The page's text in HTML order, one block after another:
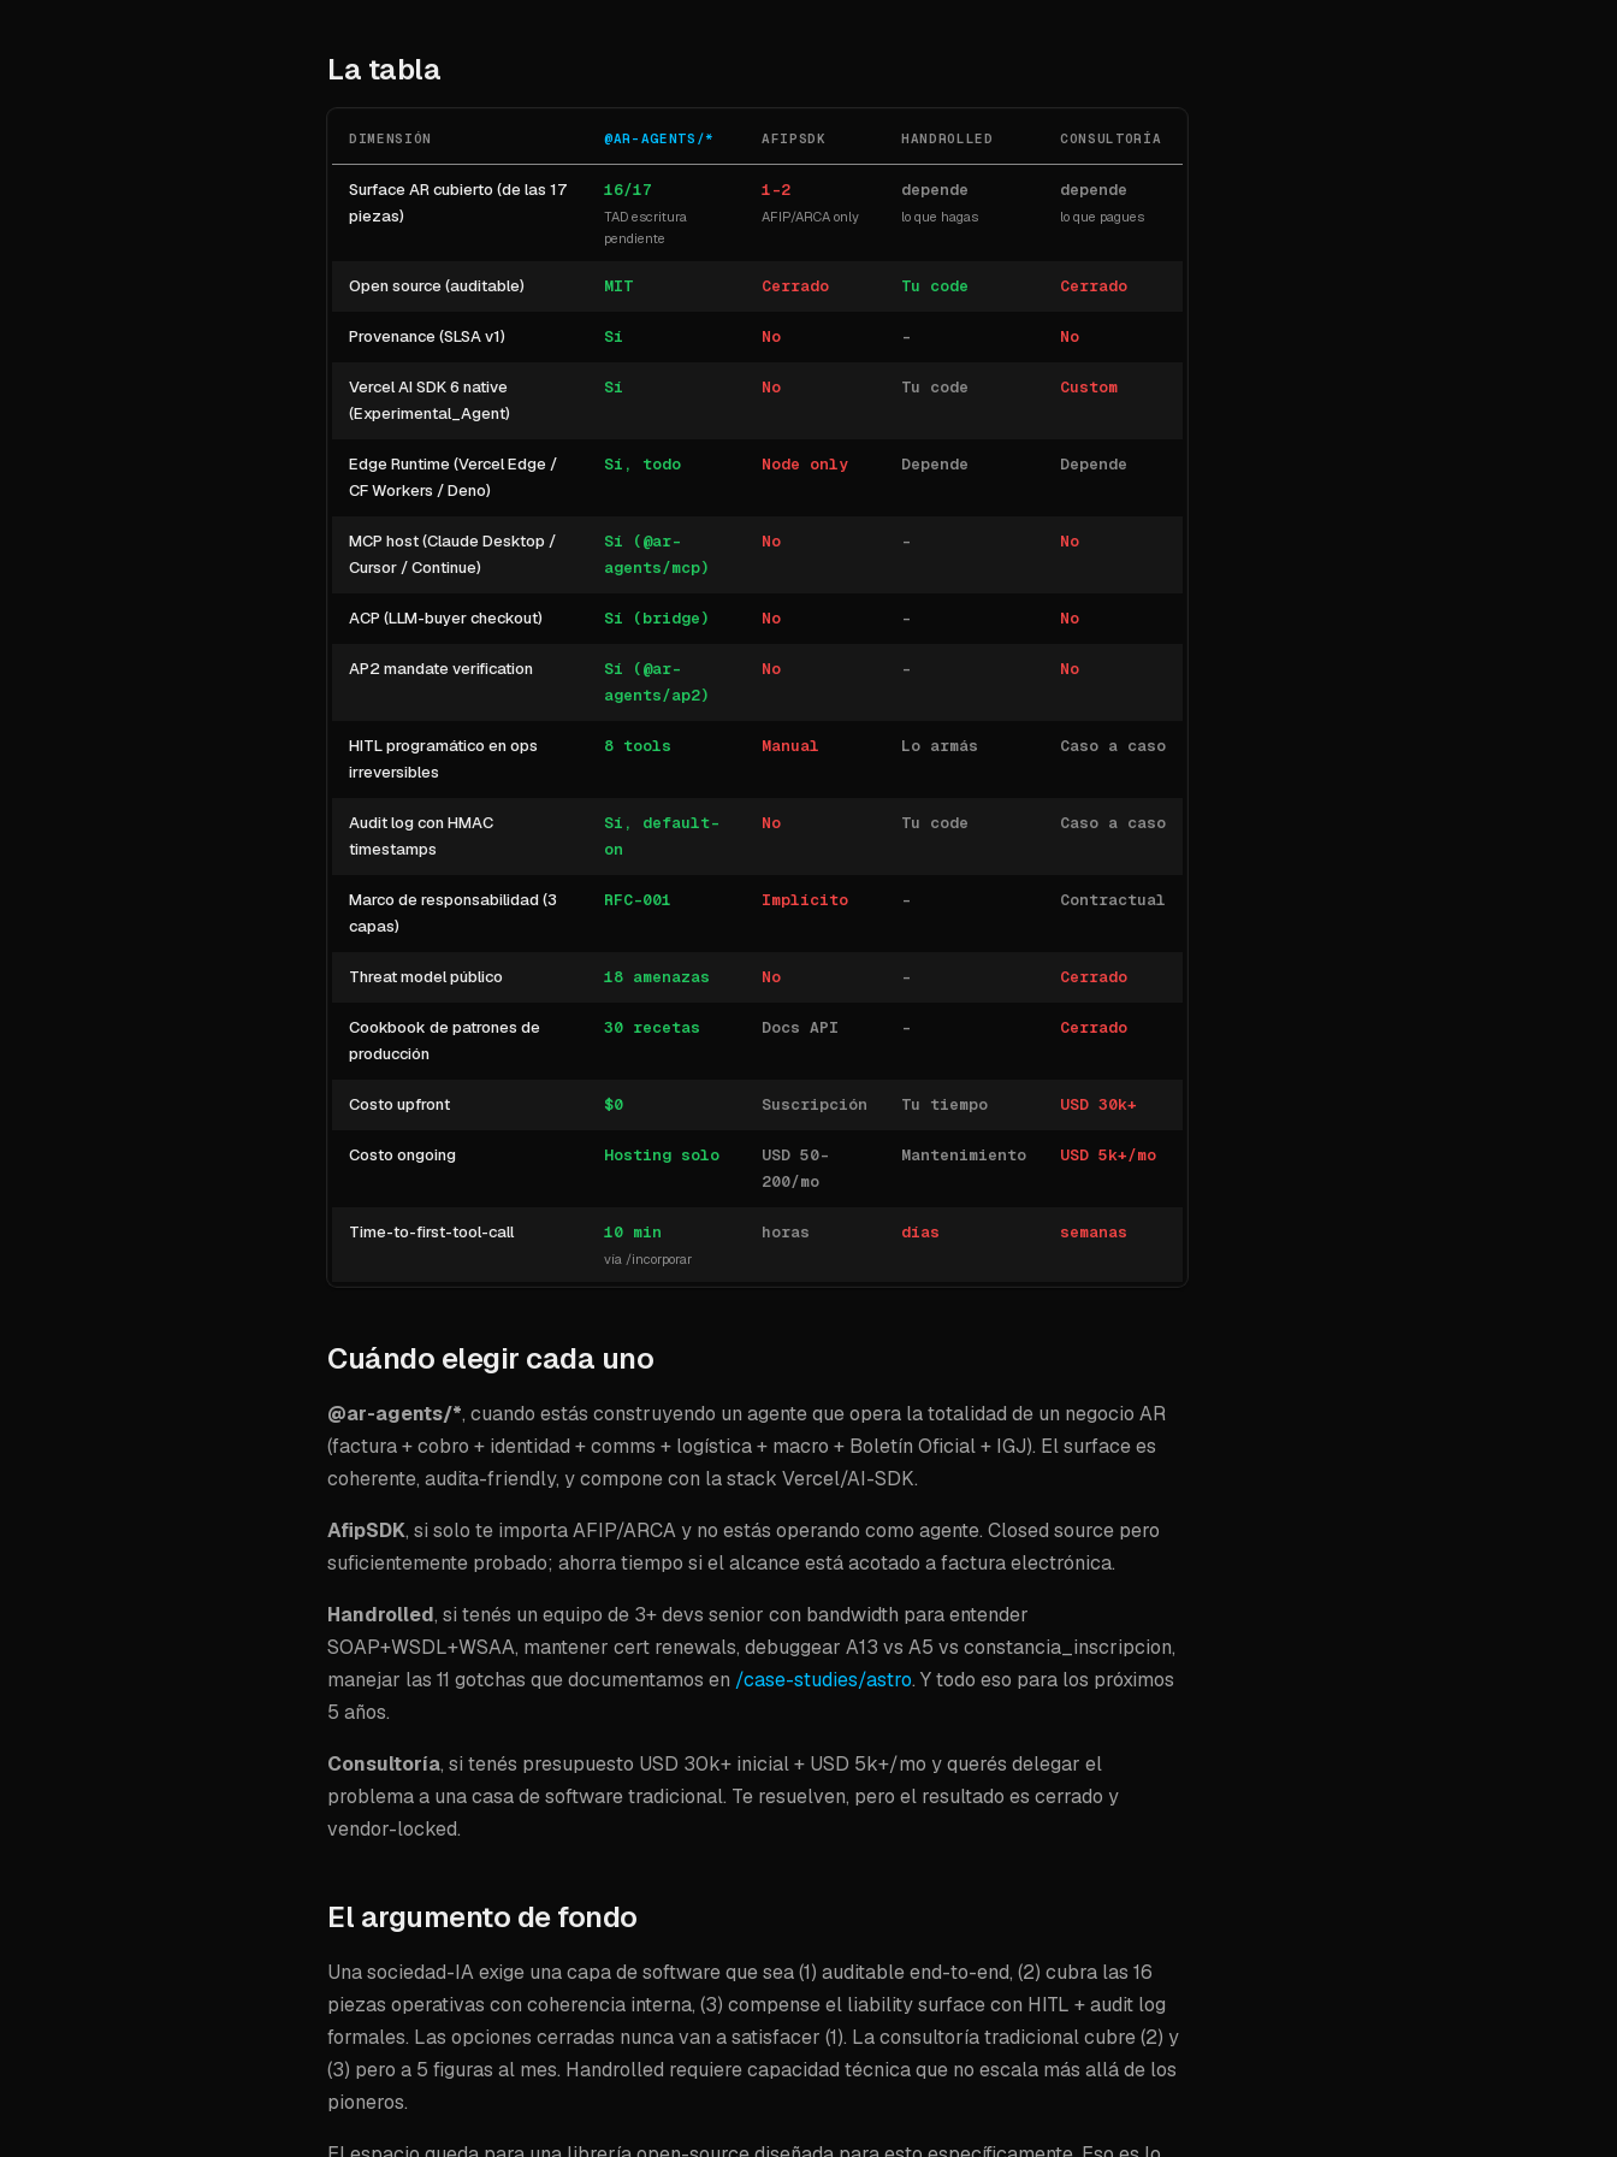
La tabla
DIMENSIÓN @AR-AGENTS/* AFIPSDK HANDROLLED CONSULTORÍA
Surface AR cubierto (de las 17
piezas)
16/17
TAD escritura
pendiente
1-2
AFIP/ARCA only
depende
lo que hagas
depende
lo que pagues
Open source (auditable) MIT Cerrado Tu code Cerrado
Provenance (SLSA v1) Sí No - No
Vercel AI SDK 6 native
(Experimental_Agent)
Sí No Tu code Custom
Edge Runtime (Vercel Edge /
CF Workers / Deno)
Sí, todo Node only Depende Depende
MCP host (Claude Desktop /
Cursor / Continue)
Sí (@ar-
agents/mcp)
No - No
ACP (LLM-buyer checkout) Sí (bridge) No - No
AP2 mandate verification
Sí (@ar-
agents/ap2)
No - No
HITL programático en ops
irreversibles
8 tools Manual Lo armás Caso a caso
Audit log con HMAC
timestamps
Sí, default-
on
No Tu code Caso a caso
Marco de responsabilidad (3
capas)
RFC-001 Implícito - Contractual
Threat model público 18 amenazas No - Cerrado
Cookbook de patrones de
producción
30 recetas Docs API - Cerrado
Costo upfront $0 Suscripción Tu tiempo USD 30k+
Costo ongoing Hosting solo
USD 50-
200/mo
Mantenimiento USD 5k+/mo
Time-to-first-tool-call 10 min
vía /incorporar
horas días semanas
Cuándo elegir cada uno
@ar-agents/*, cuando estás construyendo un agente que opera la totalidad de un negocio AR
(factura + cobro + identidad + comms + logística + macro + Boletín Oficial + IGJ). El surface es
coherente, audita-friendly, y compone con la stack Vercel/AI-SDK.
AfipSDK, si solo te importa AFIP/ARCA y no estás operando como agente. Closed source pero
suficientemente probado; ahorra tiempo si el alcance está acotado a factura electrónica.
Handrolled, si tenés un equipo de 3+ devs senior con bandwidth para entender
SOAP+WSDL+WSAA, mantener cert renewals, debuggear A13 vs A5 vs constancia_inscripcion,
manejar las 11 gotchas que documentamos en /case-studies/astro. Y todo eso para los próximos
5 años.
Consultoría, si tenés presupuesto USD 30k+ inicial + USD 5k+/mo y querés delegar el
problema a una casa de software tradicional. Te resuelven, pero el resultado es cerrado y
vendor-locked.
El argumento de fondo
Una sociedad-IA exige una capa de software que sea (1) auditable end-to-end, (2) cubra las 16
piezas operativas con coherencia interna, (3) compense el liability surface con HITL + audit log
formales. Las opciones cerradas nunca van a satisfacer (1). La consultoría tradicional cubre (2) y
(3) pero a 5 figuras al mes. Handrolled requiere capacidad técnica que no escala más allá de los
pioneros.